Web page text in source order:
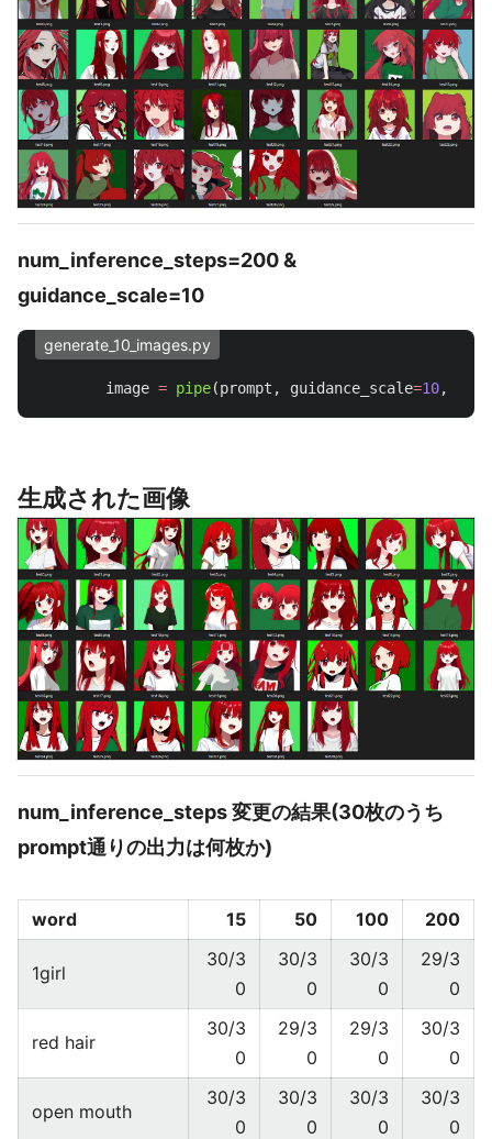
num_inference_steps=200 &
guidance_scale=10
generate_10_images.py
image = pipe(prompt , guidance_scale=10,
生成された画像
num_inference_steps 変更の結果(30枚のうち
prompt通りの出力は何枚か)
word 15 50 100 200
1girl
30/3
0
30/3
0
30/3
0
29/3
0
red hair
30/3
0
29/3
0
29/3
0
30/3
0
open mouth
30/3
0
30/3
0
30/3
0
30/3
0